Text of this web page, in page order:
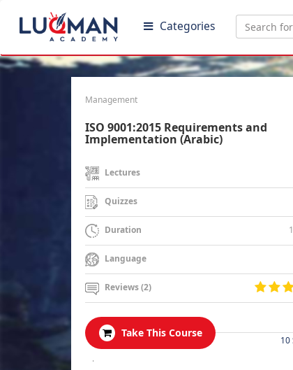
Categories
Management
ISO 9001:2015 Requirements and
Implementation (Arabic)
Lectures
Quizzes
Duration
Language
Reviews (2)
Take This Course
10
.